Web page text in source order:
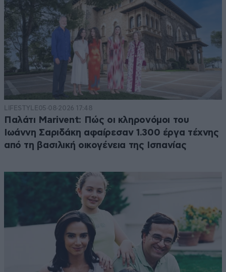
LIFESTYLE05·08·2026 17:48
Παλάτι Marivent: Πώς οι κληρονόμοι του
Ιωάννη Σαριδάκη αφαίρεσαν 1.300 έργα τέχνης
από τη βασιλική οικογένεια της Ισπανίας